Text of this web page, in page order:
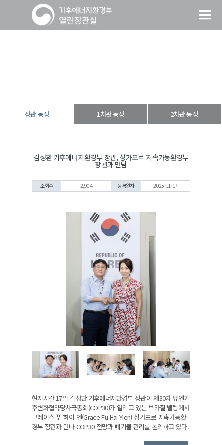
장관 동정 1차관 동정 2차관 동정
김성환 기후에너지환경부 장관, 싱가포르 지속가능환경부
장관과 면담
조회수 2,904 등록일자 2025-11-17
현지시간 17일 김성환 기후에너지환경부 장관이 제30차 유엔기
후변화협약당사국총회(COP30)가 열리고 있는 브라질 벨렝에서
그레이스 푸 하이 엔(Grace Fu Hai Yien) 싱가포르 지속가능환
경부 장관과 만나 COP30 전망과 폐기물 관리를 논의하고 있다.